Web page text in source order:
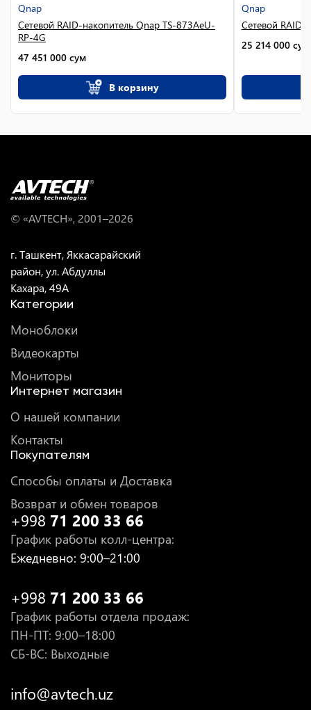
Qnap
Сетевой RAID-накопитель Qnap TS-873AeU-
RP-4G
47 451 000 сум
В корзину
Qnap
Сетевой RAID-
25 214 000 сум
© «AVTECH», 2001–2026
г. Ташкент, Яккасарайский
район, ул. Абдуллы
Кахара, 49A
Категории
Моноблоки
Видеокарты
Мониторы
Интернет магазин
О нашей компании
Контакты
Покупателям
Способы оплаты и Доставка
Возврат и обмен товаров
+998 71 200 33 66
График работы колл-центра:
Ежедневно: 9:00–21:00
+998 71 200 33 66
График работы отдела продаж:
ПН-ПТ: 9:00–18:00
СБ-ВС: Выходные
info@avtech.uz